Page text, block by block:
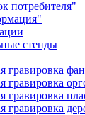
потребителя"
стенды
гравировка
гравировка
гравировка
гравировка